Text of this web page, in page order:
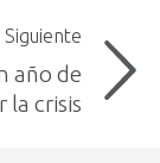
Siguiente
año de
la crisis